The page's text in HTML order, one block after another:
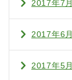
2017年7月
2017年6月
2017年5月